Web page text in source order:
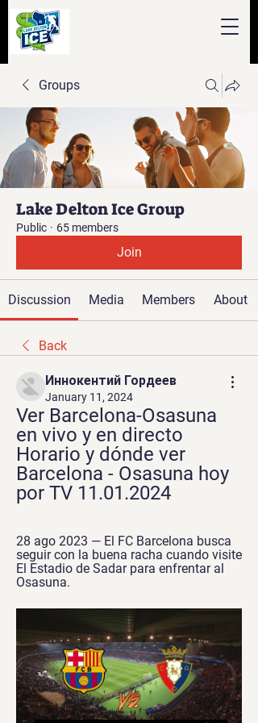
Groups
Lake Delton Ice Group
Public · 65 members
Join
Discussion Media Members About
Back
Иннокентий Гордеев
January 11, 2024
Ver Barcelona-Osasuna
en vivo y en directo
Horario y dónde ver
Barcelona - Osasuna hoy
por TV 11.01.2024
28 ago 2023 — El FC Barcelona busca
seguir con la buena racha cuando visite
El Estadio de Sadar para enfrentar al
Osasuna.